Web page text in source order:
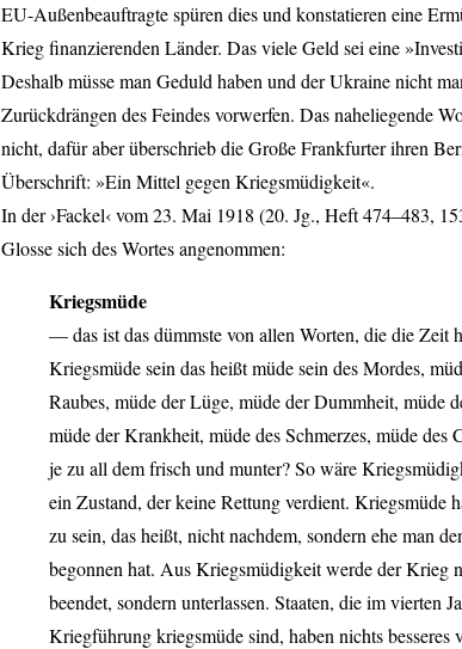
EU-Außenbeauftragte spüren dies und konstatieren eine
Krieg finanzierenden Länder. Das viele Geld sei eine
Deshalb müsse man Geduld haben und der Ukraine nicht
Zurückdrängen des Feindes vorwerfen. Das naheliegende
nicht, dafür aber überschrieb die Große Frankfurter ihren
Überschrift: »Ein Mittel gegen Kriegsmüdigkeit«.
In der ›Fackel‹ vom 23. Mai 1918 (20. Jg., Heft 474–483,
Glosse sich des Wortes angenommen:
Kriegsmüde
— das ist das dümmste von allen Worten, die die Zeit
Kriegsmüde sein das heißt müde sein des Mordes,
Raubes, müde der Lüge, müde der Dummheit, müde
müde der Krankheit, müde des Schmerzes, müde des
je zu all dem frisch und munter? So wäre
ein Zustand, der keine Rettung verdient. Kriegsmüde
zu sein, das heißt, nicht nachdem, sondern ehe man
begonnen hat. Aus Kriegsmüdigkeit werde der Krieg
beendet, sondern unterlassen. Staaten, die im vierten
Kriegführung kriegsmüde sind, haben nichts besseres